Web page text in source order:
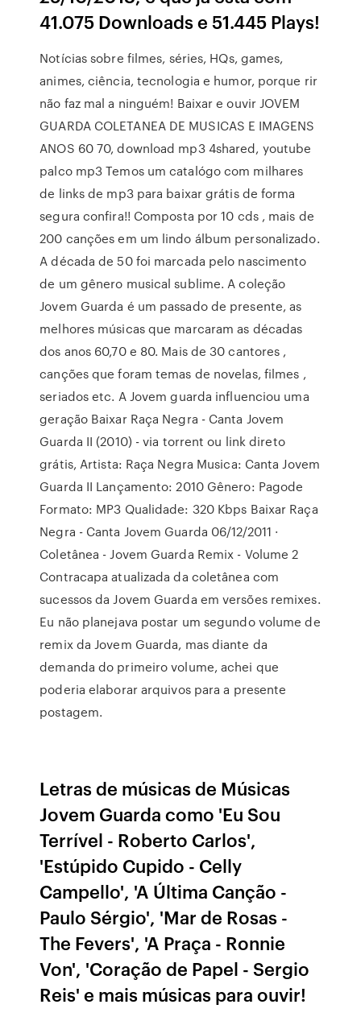
41.075 Downloads e 51.445 Plays!
Notícias sobre filmes, séries, HQs, games,
animes, ciência, tecnologia e humor, porque rir
não faz mal a ninguém! Baixar e ouvir JOVEM
GUARDA COLETANEA DE MUSICAS E IMAGENS
ANOS 60 70, download mp3 4shared, youtube
palco mp3 Temos um catalógo com milhares
de links de mp3 para baixar grátis de forma
segura confira!! Composta por 10 cds , mais de
200 canções em um lindo álbum personalizado.
A década de 50 foi marcada pelo nascimento
de um gênero musical sublime. A coleção
Jovem Guarda é um passado de presente, as
melhores músicas que marcaram as décadas
dos anos 60,70 e 80. Mais de 30 cantores ,
canções que foram temas de novelas, filmes ,
seriados etc. A Jovem guarda influenciou uma
geração Baixar Raça Negra - Canta Jovem
Guarda II (2010) - via torrent ou link direto
grátis, Artista: Raça Negra Musica: Canta Jovem
Guarda II Lançamento: 2010 Gênero: Pagode
Formato: MP3 Qualidade: 320 Kbps Baixar Raça
Negra - Canta Jovem Guarda 06/12/2011 ·
Coletânea - Jovem Guarda Remix - Volume 2
Contracapa atualizada da coletânea com
sucessos da Jovem Guarda em versões remixes.
Eu não planejava postar um segundo volume de
remix da Jovem Guarda, mas diante da
demanda do primeiro volume, achei que
poderia elaborar arquivos para a presente
postagem.
Letras de músicas de Músicas
Jovem Guarda como 'Eu Sou
Terrível - Roberto Carlos',
'Estúpido Cupido - Celly
Campello', 'A Última Canção -
Paulo Sérgio', 'Mar de Rosas -
The Fevers', 'A Praça - Ronnie
Von', 'Coração de Papel - Sergio
Reis' e mais músicas para ouvir!